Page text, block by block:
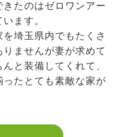
たのはゼロワンアー
ます。
埼玉県内でもたくさ
ませんが妻が求めて
と装備してくれて、
たとても素敵な家が